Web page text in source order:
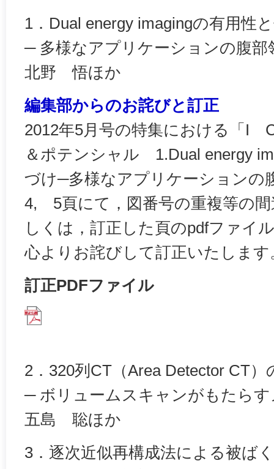
1．Dual energy imagingの有用性
─ 多様なアプリケーションの腹部
北野 悟ほか
編集部からのお詫びと訂正
2012年5月号の特集における「I
＆ポテンシャル 1.Dual energy
づけ─多様なアプリケーションの
4, 5頁にて，図番号の重複等の
しくは，訂正した頁のpdfファイ
心よりお詫びして訂正いたします
訂正PDFファイル
2．320列CT（Area Detector CT
─ ボリュームスキャンがもたら
五島 聡ほか
3．逐次近似再構成法による被ば